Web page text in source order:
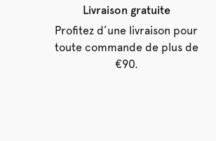
Livraison gratuite
Profitez d’une livraison pour
toute commande de plus de
€90.